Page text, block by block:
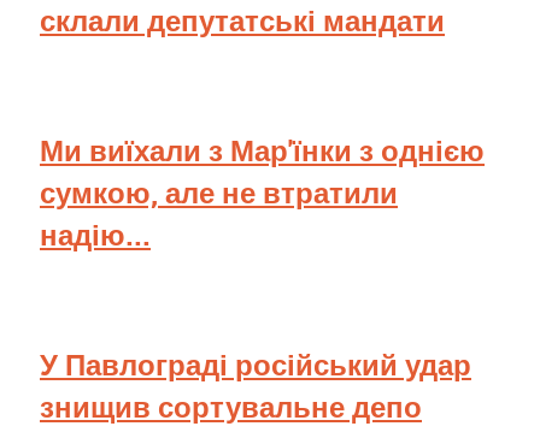
склали депутатські мандати
Ми виїхали з Мар'їнки з однією
сумкою, але не втратили
надію...
У Павлограді російський удар
знищив сортувальне депо